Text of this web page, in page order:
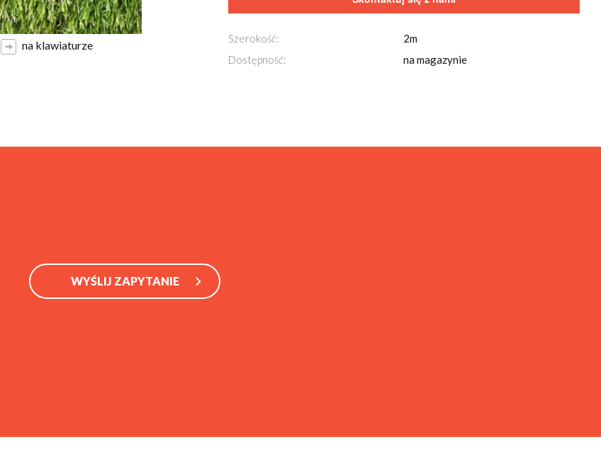
na klawiaturze Przeglądaj również za pomocą
Szerokość:
2m
Dostępność:
na magazynie
WYŚLIJ ZAPYTANIE